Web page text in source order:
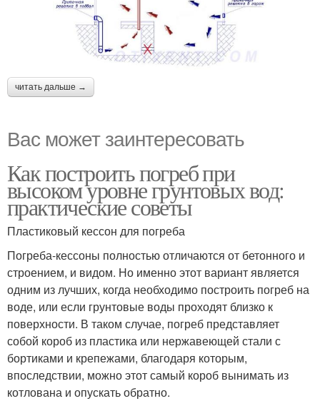
читать дальше →
Вас может заинтересовать
Как построить погреб при
высоком уровне грунтовых вод:
практические советы
Пластиковый кессон для погреба
Погреба-кессоны полностью отличаются от бетонного и
строением, и видом. Но именно этот вариант является
одним из лучших, когда необходимо построить погреб на
воде, или если грунтовые воды проходят близко к
поверхности. В таком случае, погреб представляет
собой короб из пластика или нержавеющей стали с
бортиками и крепежами, благодаря которым,
впоследствии, можно этот самый короб вынимать из
котлована и опускать обратно.